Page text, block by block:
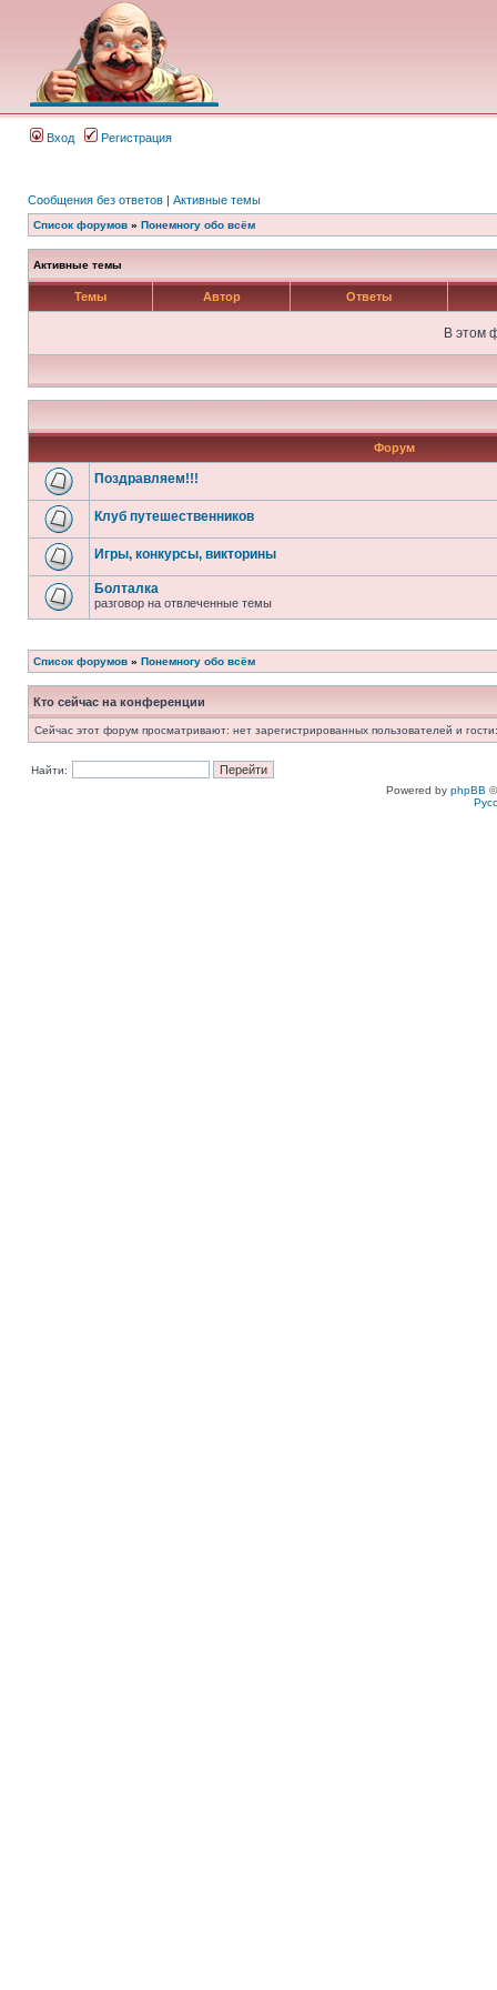
Вход Регистрация
Сообщения без ответов | Активные темы
Список форумов » Понемногу обо всём
Активные темы
Темы Автор Ответы
В этом
Форум
Поздравляем!!!
Клуб путешественников
Игры, конкурсы, викторины
Болталка
разговор на отвлеченные темы
Список форумов » Понемногу обо всём
Кто сейчас на конференции
Сейчас этот форум просматривают: нет зарегистрированных пользователей и
Найти:
Powered by phpBB